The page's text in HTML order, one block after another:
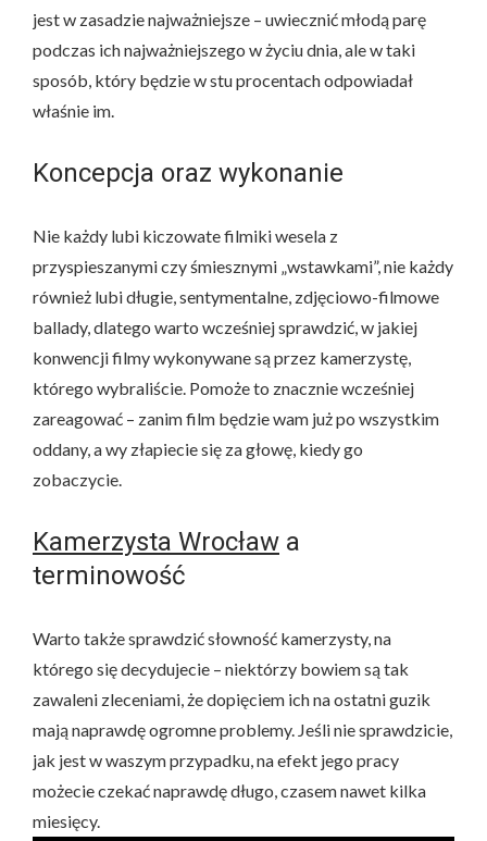
jest w zasadzie najważniejsze – uwiecznić młodą parę
podczas ich najważniejszego w życiu dnia, ale w taki
sposób, który będzie w stu procentach odpowiadał
właśnie im.
Koncepcja oraz wykonanie
Nie każdy lubi kiczowate filmiki wesela z
przyspieszanymi czy śmiesznymi „wstawkami”, nie każdy
również lubi długie, sentymentalne, zdjęciowo-filmowe
ballady, dlatego warto wcześniej sprawdzić, w jakiej
konwencji filmy wykonywane są przez kamerzystę,
którego wybraliście. Pomoże to znacznie wcześniej
zareagować – zanim film będzie wam już po wszystkim
oddany, a wy złapiecie się za głowę, kiedy go
zobaczycie.
Kamerzysta Wrocław a
terminowość
Warto także sprawdzić słowność kamerzysty, na
którego się decydujecie – niektórzy bowiem są tak
zawaleni zleceniami, że dopięciem ich na ostatni guzik
mają naprawdę ogromne problemy. Jeśli nie sprawdzicie,
jak jest w waszym przypadku, na efekt jego pracy
możecie czekać naprawdę długo, czasem nawet kilka
miesięcy.